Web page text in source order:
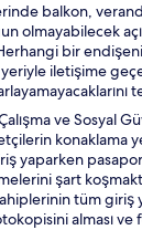
balkon,
olmayabilecek
bir
iletişime
ve Sosyal
konaklama
yaparken
şart
tüm giriş
alması ve